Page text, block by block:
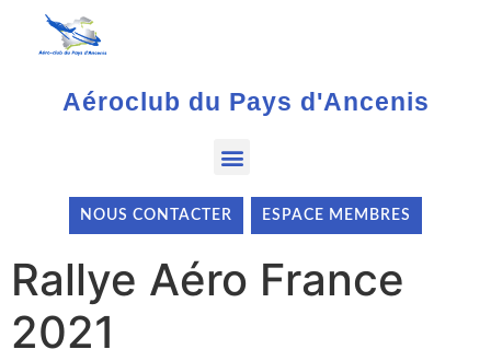
Aéroclub du Pays d'Ancenis
NOUS CONTACTER ESPACE MEMBRES
Rallye Aéro France
2021